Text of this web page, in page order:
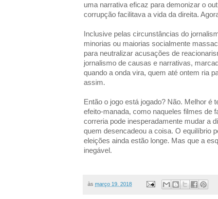
uma narrativa eficaz para demonizar o
corrupção facilitava a vida da direita.
Inclusive pelas circunstâncias do
minorias ou maiorias socialmente
para neutralizar acusações de
jornalismo de causas e narrativas,
quando a onda vira, quem até ontem ria
assim.
Então o jogo está jogado? Não. Melhor é
efeito-manada, como naqueles filmes de
correria pode inesperadamente mudar a
quem desencadeou a coisa. O equilíbrio
eleições ainda estão longe. Mas que a
inegável.
às março 19, 2018